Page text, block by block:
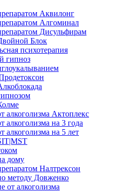
Аквилонг
Алгоминал
Дисульфирам
Блок
психотерапия
гипноз
алкоголизма Актоплекс
алкоголизма на 3 года
алкоголизма на 5 лет
дому
Налтрексон
методу Довженко
от алкоголизма